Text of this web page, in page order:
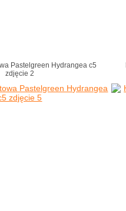
Pastelgreen Hydrangea c5
zdjęcie 2